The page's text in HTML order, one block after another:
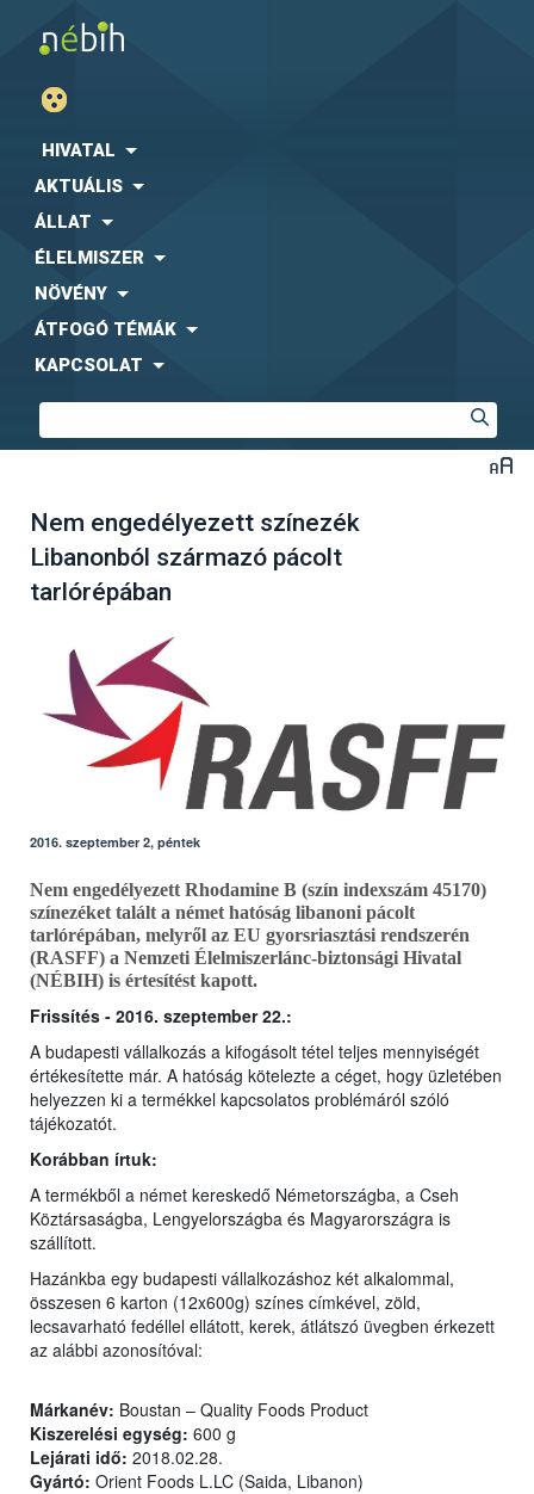
HIVATAL
AKTUÁLIS
ÁLLAT
ÉLELMISZER
NÖVÉNY
ÁTFOGÓ TÉMÁK
KAPCSOLAT
Nem engedélyezett színezék
Libanonból származó pácolt
tarlórépában
2016. szeptember 2, péntek
Nem engedélyezett Rhodamine B (szín indexszám 45170)
színezéket talált a német hatóság libanoni pácolt
tarlórépában, melyről az EU gyorsriasztási rendszerén
(RASFF) a Nemzeti Élelmiszerlánc-biztonsági Hivatal
(NÉBIH) is értesítést kapott.
Frissítés - 2016. szeptember 22.:
A budapesti vállalkozás a kifogásolt tétel teljes mennyiségét
értékesítette már. A hatóság kötelezte a céget, hogy üzletében
helyezzen ki a termékkel kapcsolatos problémáról szóló
tájékozatót.
Korábban írtuk:
A termékből a német kereskedő Németországba, a Cseh
Köztársaságba, Lengyelországba és Magyarországra is
szállított.
Hazánkba egy budapesti vállalkozáshoz két alkalommal,
összesen 6 karton (12x600g) színes címkével, zöld,
lecsavarható fedéllel ellátott, kerek, átlátszó üvegben érkezett
az alábbi azonosítóval:
Márkanév: Boustan – Quality Foods Product
Kiszerelési egység: 600 g
Lejárati idő: 2018.02.28.
Gyártó: Orient Foods L.LC (Saida, Libanon)